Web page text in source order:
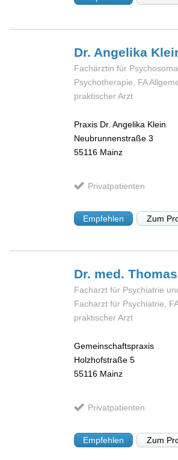
Dr. Angelika
Fachärztin für
Psychotherapie, FA
praktischer Arzt
Praxis Dr. Angelika Klein
Neubrunnenstraße 3
55116 Mainz
Privatpatienten
Empfehlen Zum
Dr. med. Thomas
Facharzt für Psychiatrie
Facharzt für Psychiatrie,
praktischer Arzt
Gemeinschaftspraxis
Holzhofstraße 5
55116 Mainz
Privatpatienten
Empfehlen Zum